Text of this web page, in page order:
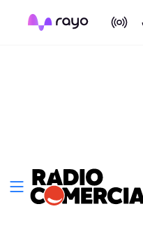
On Air